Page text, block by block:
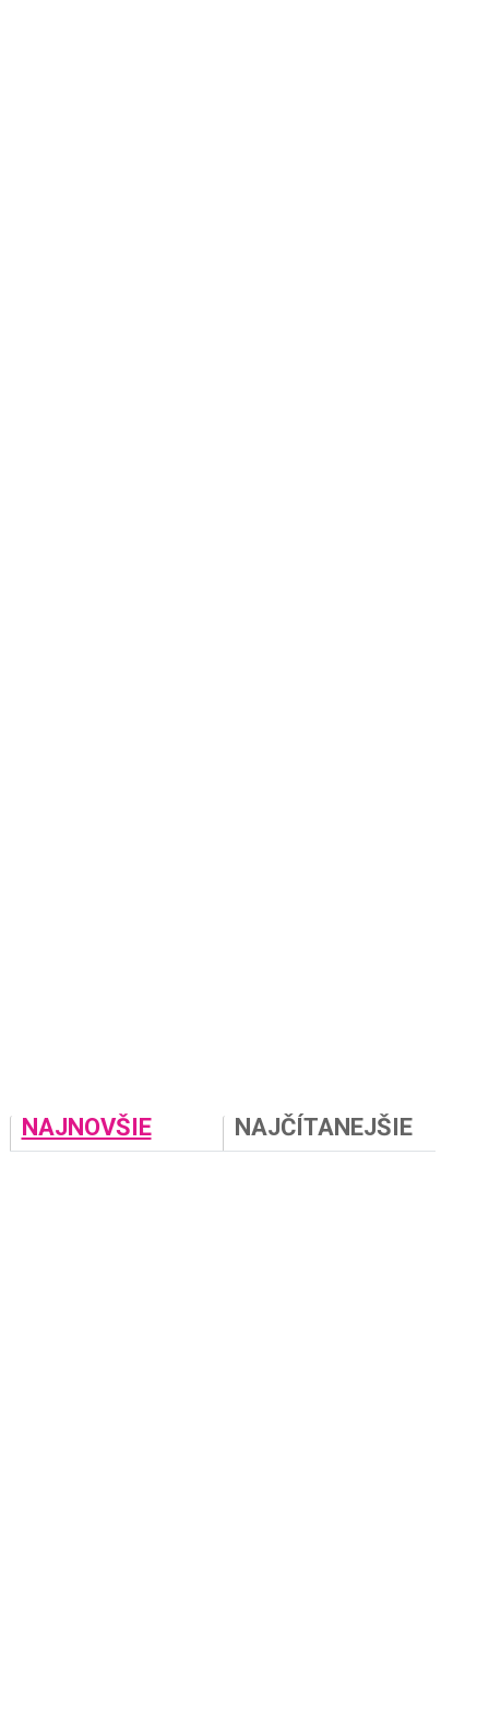
NAJNOVŠIE NAJČÍTANEJŠIE